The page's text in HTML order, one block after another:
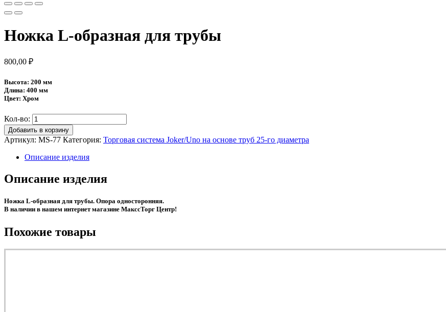
Ножка L-образная для трубы
800,00 ₽
Высота: 200 мм
Длина: 400 мм
Цвет: Хром
Кол-во:
Добавить в корзину
Артикул: MS-77 Категория: Торговая система Joker/Uno на основе труб 25-го диаметра
Описание изделия
Описание изделия
Ножка L-образная для трубы. Опора односторонняя.
В наличии в нашем интернет магазине МакссТорг Центр!
Похожие товары